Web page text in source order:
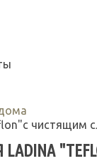
чистящим
LADINA